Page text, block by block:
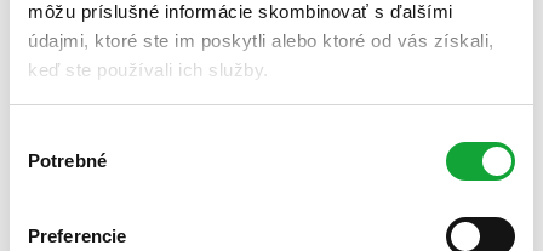
môžu príslušné informácie skombinovať s ďalšími
údajmi, ktoré ste im poskytli alebo ktoré od vás získali,
keď ste používali ich služby.
súhlasu
Potrebné
Preferencie